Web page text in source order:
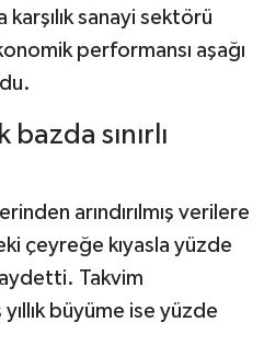
sanayi sektörü
performansı aşağı
sınırlı
arındırılmış verilere
çeyreğe kıyasla yüzde
Takvim
yıllık büyüme ise yüzde